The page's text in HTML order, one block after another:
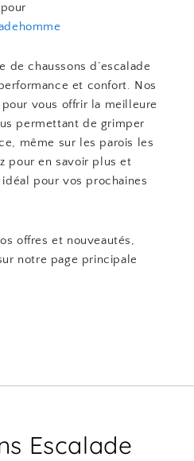
de chaussons d’escalade
et confort. Nos
vous offrir la meilleure
permettant de grimper
même sur les parois les
pour en savoir plus et
pour vos prochaines
offres et nouveautés,
notre page principale
Escalade